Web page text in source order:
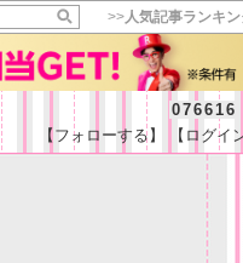
>>人気記事ランキ
076616
【フォローする】 【ログイ